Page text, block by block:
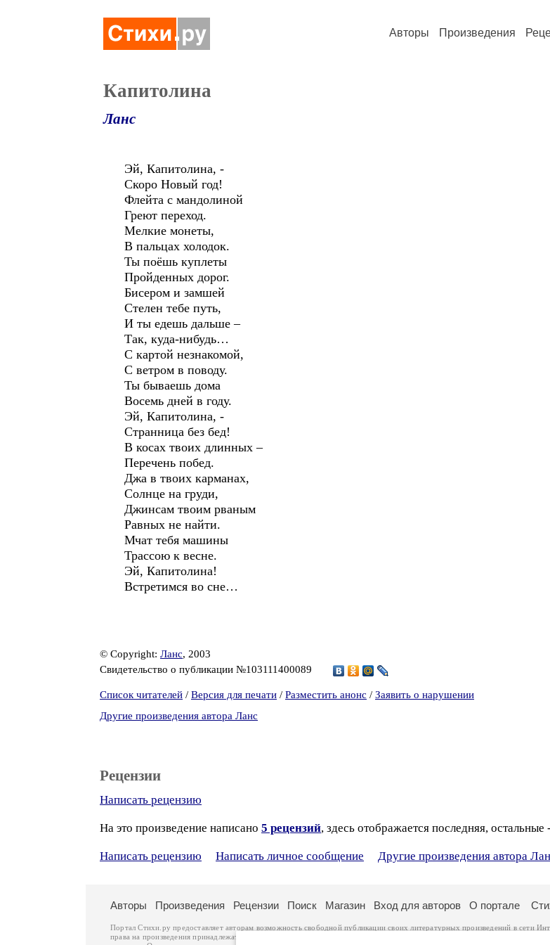
Авторы Произведения
Капитолина
Ланс
Эй, Капитолина, -
Скоро Новый год!
Флейта с мандолиной
Греют переход.
Мелкие монеты,
В пальцах холодок.
Ты поёшь куплеты
Пройденных дорог.
Бисером и замшей
Стелен тебе путь,
И ты едешь дальше –
Так, куда-нибудь…
С картой незнакомой,
С ветром в поводу.
Ты бываешь дома
Восемь дней в году.
Эй, Капитолина, -
Странница без бед!
В косах твоих длинных –
Перечень побед.
Джа в твоих карманах,
Солнце на груди,
Джинсам твоим рваным
Равных не найти.
Мчат тебя машины
Трассою к весне.
Эй, Капитолина!
Встретимся во сне…
© Copyright: Ланс, 2003
Свидетельство о публикации №103111400089
Список читателей / Версия для печати / Разместить анонс / Заявить о нарушении
Другие произведения автора Ланс
Рецензии
Написать рецензию
На это произведение написано 5 рецензий, здесь отображается последняя, остальные -
Написать рецензию Написать личное сообщение Другие произведения автора
Авторы Произведения Рецензии Поиск Магазин Вход для авторов О портале
Портал Стихи.ру предоставляет авторам возможность свободной публикации своих литературных произведений в сети
права на произведения принадлежат авторам и охраняются
. Перепечатка произведений возможна только с